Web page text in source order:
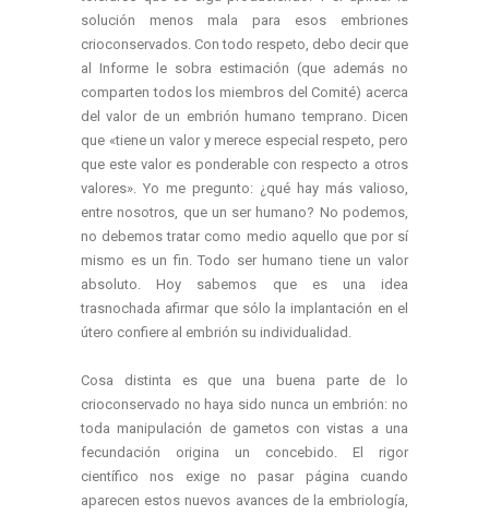
solución menos mala para esos embriones
crioconservados. Con todo respeto, debo decir que
al Informe le sobra estimación (que además no
comparten todos los miembros del Comité) acerca
del valor de un embrión humano temprano. Dicen
que «tiene un valor y merece especial respeto, pero
que este valor es ponderable con respecto a otros
valores». Yo me pregunto: ¿qué hay más valioso,
entre nosotros, que un ser humano? No podemos,
no debemos tratar como medio aquello que por sí
mismo es un fin. Todo ser humano tiene un valor
absoluto. Hoy sabemos que es una idea
trasnochada afirmar que sólo la implantación en el
útero confiere al embrión su individualidad.
Cosa distinta es que una buena parte de lo
crioconservado no haya sido nunca un embrión: no
toda manipulación de gametos con vistas a una
fecundación origina un concebido. El rigor
científico nos exige no pasar página cuando
aparecen estos nuevos avances de la embriología,